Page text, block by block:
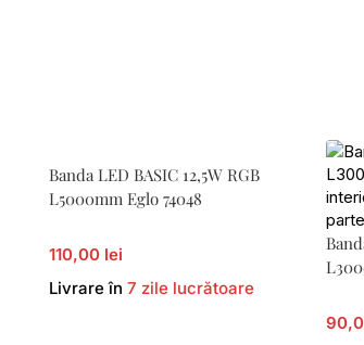
Banda LED BASIC 12,5W RGB
L5000mm Eglo 74048
110,00 lei
Livrare în 7 zile lucrătoare